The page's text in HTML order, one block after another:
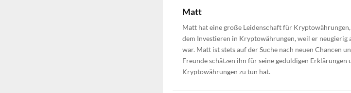
Matt
Matt hat eine große Leidenschaft für
dem Investieren in Kryptowährungen, weil er
war. Matt ist stets auf der Suche nach neuen Chancen
Freunde schätzen ihn für seine geduldigen Erklärungen
Kryptowährungen zu tun hat.